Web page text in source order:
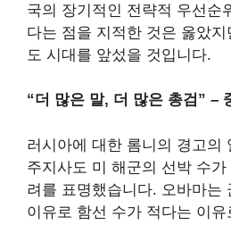
국의 장기적인 전략적 우선순
다는 점을 지적한 것은 옳았
도 시대를 앞섰을 것입니다.
“더 많은 말, 더 많은 총검” –
러시아에 대한 롬니의 경고의
주지사도 미 해군의 선박 수
려를 표명했습니다. 오바마는
이유로 함선 수가 적다는 이